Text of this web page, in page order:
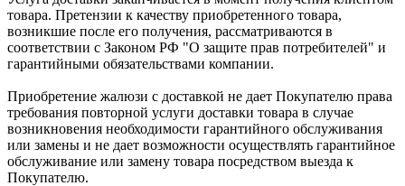
товара. Претензии к качеству приобретенного товара,
возникшие после его получения, рассматриваются в
соответствии с Законом РФ "О защите прав потребителей" и
гарантийными обязательствами компании.
Приобретение жалюзи с доставкой не дает Покупателю права
требования повторной услуги доставки товара в случае
возникновения необходимости гарантийного обслуживания
или замены и не дает возможности осуществлять гарантийное
обслуживание или замену товара посредством выезда к
Покупателю.